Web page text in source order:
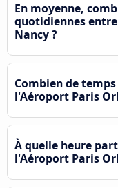
En moyenne,
quotidiennes
Nancy ?
Combien de
l'Aéroport Paris
À quelle heure
l'Aéroport Paris